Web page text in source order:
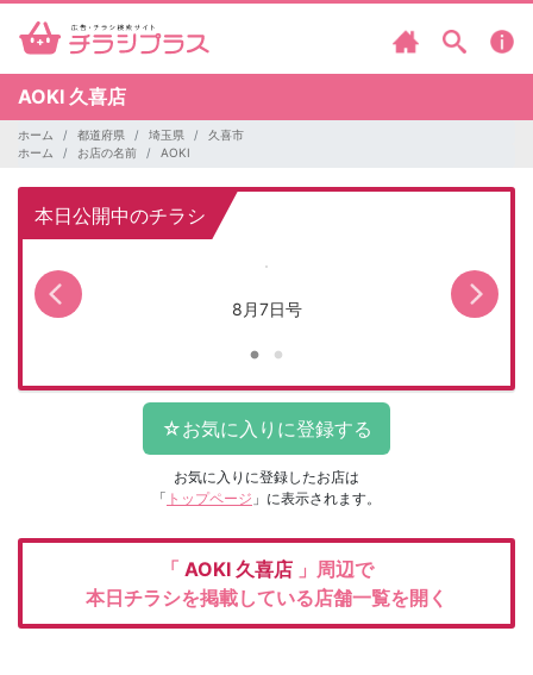
AOKI 久喜店
ホーム 都道府県 埼玉県
久喜市
ホーム
お店の名前 AOKI
本日公開中のチラシ
8月7日号
お気に入りに登録したお店は
「 トップページ 」に表示されます。
「 AOKI 久喜店 」周辺で
本日チラシを掲載している店舗一覧を開く